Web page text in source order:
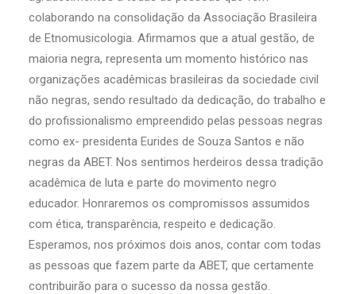
colaborando na consolidação da Associação Brasileira
de Etnomusicologia. Afirmamos que a atual gestão, de
maioria negra, representa um momento histórico nas
organizações acadêmicas brasileiras da sociedade civil
não negras, sendo resultado da dedicação, do trabalho e
do profissionalismo empreendido pelas pessoas negras
como ex- presidenta Eurides de Souza Santos e não
negras da ABET. Nos sentimos herdeiros dessa tradição
acadêmica de luta e parte do movimento negro
educador. Honraremos os compromissos assumidos
com ética, transparência, respeito e dedicação.
Esperamos, nos próximos dois anos, contar com todas
as pessoas que fazem parte da ABET, que certamente
contribuirão para o sucesso da nossa gestão.